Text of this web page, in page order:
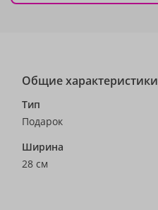
Общие характеристики
Тип
Подарок
Ширина
28 см